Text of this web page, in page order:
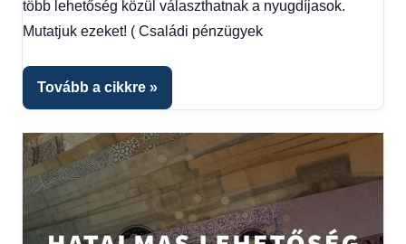
kézből,
Hitel
több lehetőség közül választhatnak a nyugdíjasok.
Mutatjuk ezeket! ( Családi pénzügyek
Tovább a cikkre